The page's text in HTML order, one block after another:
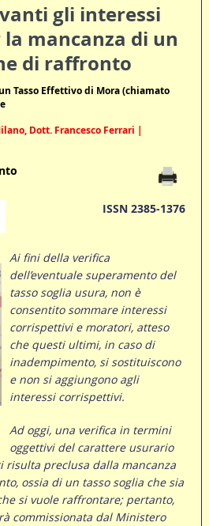
gli interessi
mancanza di un
di raffronto
Tasso Effettivo di Mora (chiamato
Dott. Francesco Ferrari |
ISSN 2385-1376
Ai fini della verifica
dell’eventuale superamento del
tasso soglia usura, non è
consentito sommare interessi
corrispettivi e moratori, atteso
che questi ultimi, in caso di
inadempimento, si sostituiscono
e non si aggiungono agli
interessi corrispettivi.
Ad oggi, una verifica in termini
oggettivi del carattere usurario
risulta preclusa dalla mancanza
ossia di un tasso soglia che sia
si vuole raffrontare; pertanto,
commissionata dal Ministero